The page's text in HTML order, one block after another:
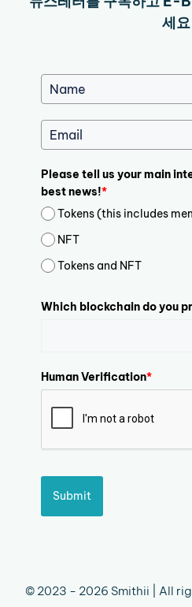
세요
Please tell us your main
best news!*
Tokens (this includes
NFT
Tokens and NFT
Which blockchain do you
Human Verification*
Submit
© 2023 - 2026 Smithii | All